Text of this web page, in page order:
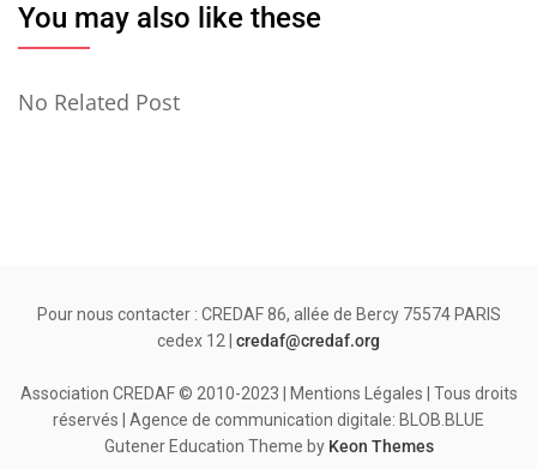
You may also like these
No Related Post
Pour nous contacter : CREDAF 86, allée de Bercy 75574 PARIS
cedex 12 | credaf@credaf.org
Association CREDAF © 2010-2023 | Mentions Légales | Tous droits
réservés | Agence de communication digitale: BLOB.BLUE
Gutener Education Theme by Keon Themes